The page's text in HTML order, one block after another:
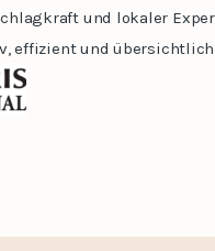
und lokaler
effizient und übersichtlich